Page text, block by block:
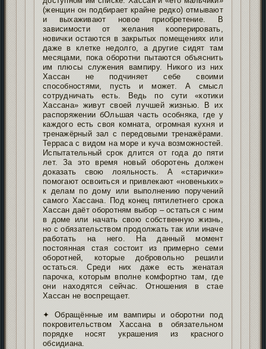
(женщин он подбирает крайне редко) отмывают
и выхаживают новое приобретение. В
зависимости от желания кооперировать,
новички остаются в закрытых помещениях или
даже в клетке недолго, а другие сидят там
месяцами, пока оборотни пытаются объяснить
им плюсы служения вампиру. Никого из них
Хассан не подчиняет себе своими
способностями, пусть и может. А смысл
сотрудничать есть. Ведь по сути «котики
Хассана» живут своей лучшей жизнью. В их
распоряжении бОльшая часть особняка, где у
каждого есть своя комната, огромная кухня и
тренажёрный зал с передовыми тренажёрами.
Терраса с видом на море и куча возможностей.
Испытательный срок длится от года до пяти
лет. За это время новый оборотень должен
доказать свою лояльность. А «старички»
помогают освоиться и привлекают «новеньких»
к делам по дому или выполнению поручений
самого Хассана. Под конец пятилетнего срока
Хассан даёт оборотням выбор – остаться с ним
в доме или начать свою собственную жизнь,
но с обязательством продолжать так или иначе
работать на него. На данный момент
постоянная стая состоит из примерно семи
оборотней, которые добровольно решили
остаться. Среди них даже есть женатая
парочка, которым вполне комфортно там, где
они находятся сейчас. Отношения в стае
Хассан не воспрещает.
✦ Обращённые им вампиры и оборотни под
покровительством Хассана в обязательном
порядке носят украшения из красного
обсидиана.